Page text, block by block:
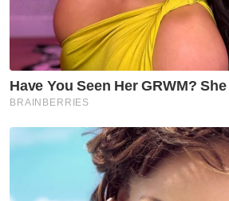
​Menurut Rosli, dia kini telah
Hospital Universiti Sains
Kubang Kerian, Kelantan bagi
pembedahan susulan selepas
rawatan di Hospital Sultanah
(HSNZ), di sini.